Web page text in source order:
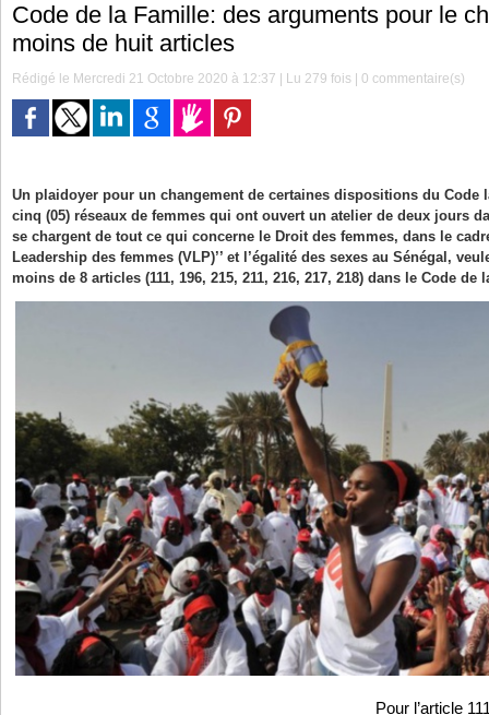
Code de la Famille: des arguments pour le
moins de huit articles
Rédigé le Mercredi 21 Octobre 2020 à 12:37 | Lu 279 fois |0 commentaire(s)
Un plaidoyer pour un changement de certaines dispositions du Code
cinq (05) réseaux de femmes qui ont ouvert un atelier de deux jours
se chargent de tout ce qui concerne le Droit des femmes, dans le
Leadership des femmes (VLP)’’ et l’égalité des sexes au Sénégal,
moins de 8 articles (111, 196, 215, 211, 216, 217, 218) dans le Code de
Pour l’article